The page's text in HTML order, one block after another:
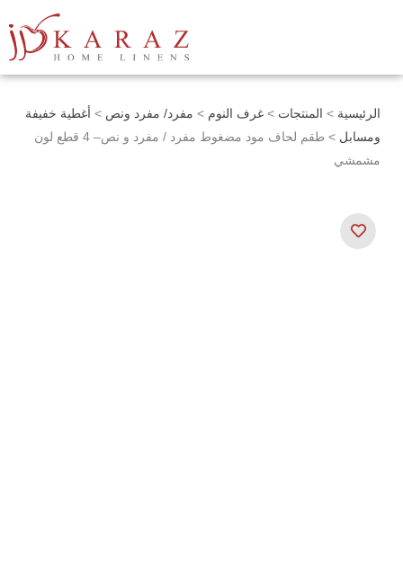
الرئيسية > المنتجات > غرف النوم > مفرد/ مفرد ونص > أغطية خفيفة
ومسابل
> طقم لحاف مود مضغوط مفرد / مفرد و نص– 4 قطع لون
مشمشي